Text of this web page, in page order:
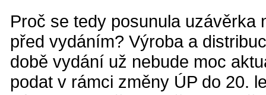
Proč se tedy posunula
před vydáním? Výroba a
době vydání už nebude moc
podat v rámci změny ÚP do 20.